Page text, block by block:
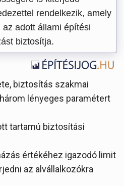
rendelkezik, amely
adott állami építési
biztosítja.
biztosítás szakmai
lényeges paramétert
tartamú biztosítási
értékéhez igazodó limit
az alvállalkozókra